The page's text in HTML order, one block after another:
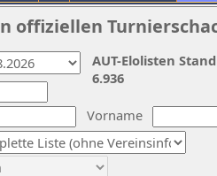
offiziellen
Vorname
AUT-Elolisten
6.936